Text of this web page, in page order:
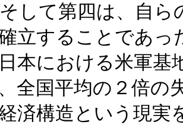
して第四は、自
立することであっ
本における米軍基
全国平均の２倍の
済構造という現実